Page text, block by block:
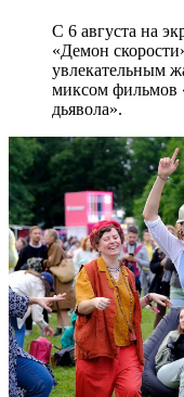
С 6 августа на
«Демон
увлекательным
миксом фильмов
дьявола».